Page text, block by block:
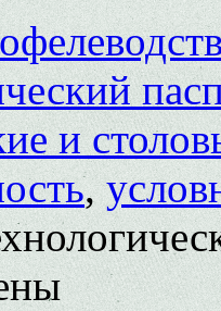
и
,